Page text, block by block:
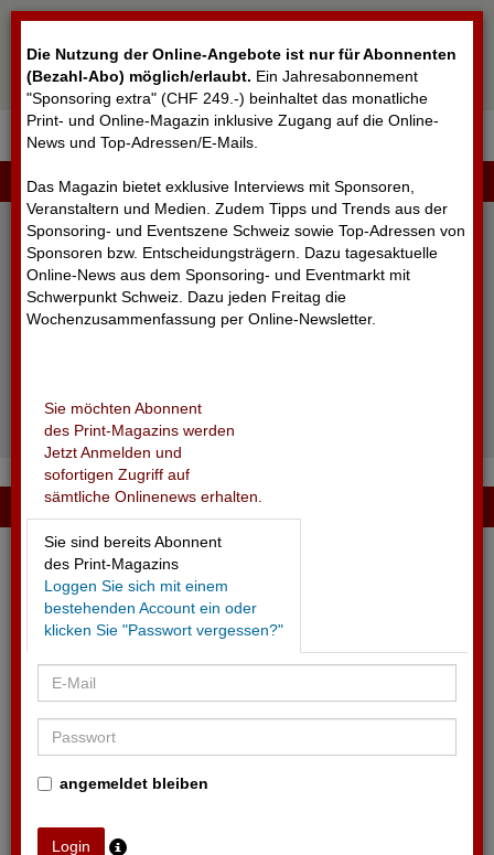
Die Nutzung der Online-Angebote ist nur für Abonnenten
(Bezahl-Abo) möglich/erlaubt. Ein Jahresabonnement
"Sponsoring extra" (CHF 249.-) beinhaltet das monatliche
Print- und Online-Magazin inklusive Zugang auf die Online-
News und Top-Adressen/E-Mails.
Das Magazin bietet exklusive Interviews mit Sponsoren,
Veranstaltern und Medien. Zudem Tipps und Trends aus der
Sponsoring- und Eventszene Schweiz sowie Top-Adressen von
Sponsoren bzw. Entscheidungsträgern. Dazu tagesaktuelle
Online-News aus dem Sponsoring- und Eventmarkt mit
Schwerpunkt Schweiz. Dazu jeden Freitag die
Wochenzusammenfassung per Online-Newsletter.
Sie möchten Abonnent
des Print-Magazins werden
Jetzt Anmelden und
sofortigen Zugriff auf
sämtliche Onlinenews erhalten.
Sie sind bereits Abonnent
des Print-Magazins
Loggen Sie sich mit einem
bestehenden Account ein oder
klicken Sie "Passwort vergessen?"
angemeldet bleiben
LOGIN
Passwort vergessen?
Noch nicht registriert?
11.05.2026 - AG HALLENSTADION
2025 Umsatz und Gewinn gesteigert
Cookie-Einstellungen